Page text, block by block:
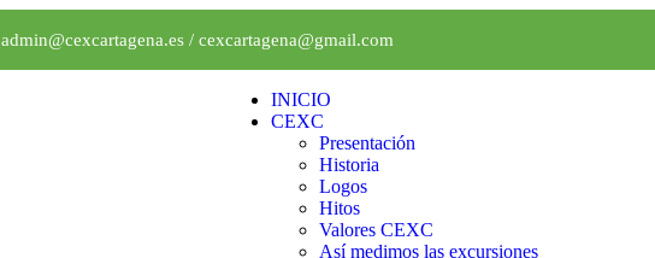
admin@cexcartagena.es / cexcartagena@gmail.com
INICIO
CEXC
Presentación
Historia
Logos
Hitos
Valores CEXC
Así medimos las excursiones